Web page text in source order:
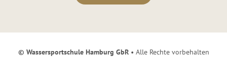
© Wassersportschule Hamburg GbR• Alle Rechte vorbehalten